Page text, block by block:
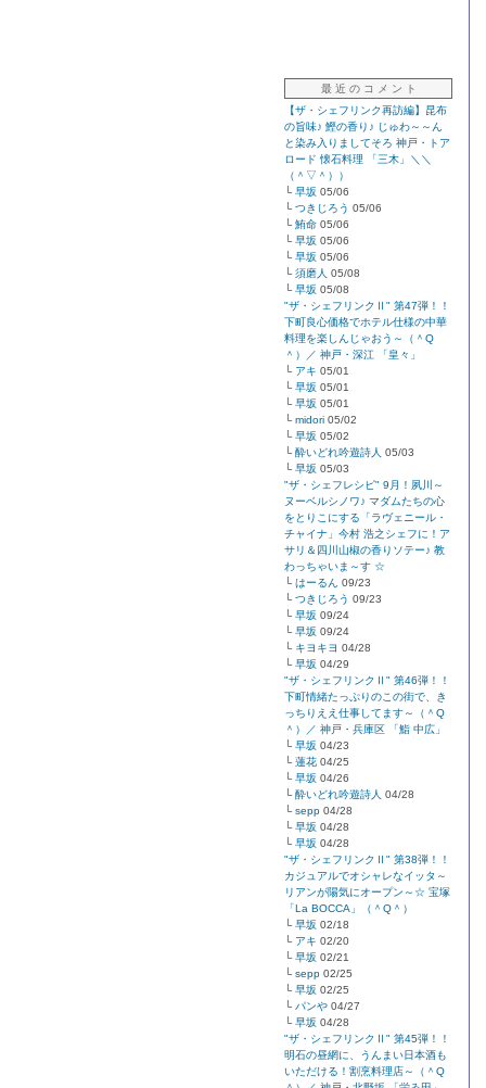
最 近 の コ メ ン ト
【ザ・シェフリンク再訪編】昆布
の旨味♪ 鰹の香り♪ じゅわ～～ん
と染み入りましてそろ 神戸・トア
ロード 懐石料理 「三木」＼＼
（＾▽＾））
└ 早坂 05/06
└ つきじろう 05/06
└ 鮪命 05/06
└ 早坂 05/06
└ 早坂 05/06
└ 須磨人 05/08
└ 早坂 05/08
"ザ・シェフリンクⅡ" 第47弾！！
下町良心価格でホテル仕様の中華
料理を楽しんじゃおう～（＾Q
＾）／ 神戸・深江 「皇々」
└ アキ 05/01
└ 早坂 05/01
└ 早坂 05/01
└ midori 05/02
└ 早坂 05/02
└ 酔いどれ吟遊詩人 05/03
└ 早坂 05/03
"ザ・シェフレシピ" 9月！夙川～
ヌーベルシノワ♪ マダムたちの心
をとりこにする「ラヴェニール・
チャイナ」今村 浩之シェフに！ア
サリ＆四川山椒の香りソテー♪ 教
わっちゃいま～す ☆
└ はーるん 09/23
└ つきじろう 09/23
└ 早坂 09/24
└ 早坂 09/24
└ キヨキヨ 04/28
└ 早坂 04/29
"ザ・シェフリンクⅡ" 第46弾！！
下町情緒たっぷりのこの街で、き
っちりええ仕事してます～（＾Q
＾）／ 神戸・兵庫区 「鮨 中広」
└ 早坂 04/23
└ 蓮花 04/25
└ 早坂 04/26
└ 酔いどれ吟遊詩人 04/28
└ sepp 04/28
└ 早坂 04/28
└ 早坂 04/28
"ザ・シェフリンクⅡ" 第38弾！！
カジュアルでオシャレなイッタ～
リアンが陽気にオープン～☆ 宝塚
「La BOCCA」（＾Q＾）
└ 早坂 02/18
└ アキ 02/20
└ 早坂 02/21
└ sepp 02/25
└ 早坂 02/25
└ パンや 04/27
└ 早坂 04/28
"ザ・シェフリンクⅡ" 第45弾！！
明石の昼網に、うんまい日本酒も
いただける！割烹料理店～（＾Q